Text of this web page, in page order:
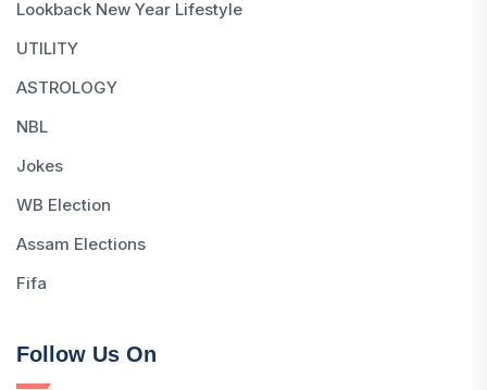
Lookback New Year Lifestyle
UTILITY
ASTROLOGY
NBL
Jokes
WB Election
Assam Elections
Fifa
Follow Us On